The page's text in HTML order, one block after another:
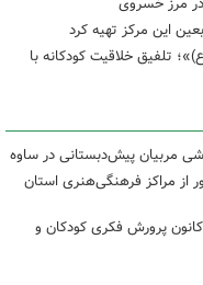
این مرکز تهیه کرد
تلفیق خلاقیت کودکانه با
مربیان پیش‌دبستانی در ساوه
از مراکز فرهنگی‌هنری استان
پرورش فکری کودکان و